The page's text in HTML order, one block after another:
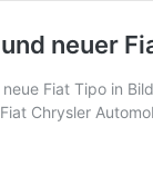
neuer
neue Fiat Tipo in
Chrysler